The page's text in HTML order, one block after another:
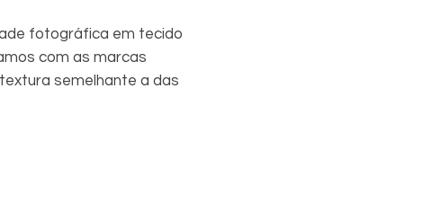
fotográfica em tecido
com as marcas
semelhante a das